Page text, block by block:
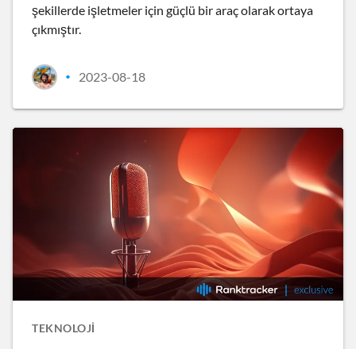
şekillerde işletmeler için güçlü bir araç olarak ortaya
çıkmıştır.
• 2023-08-18
TEKNOLOJI